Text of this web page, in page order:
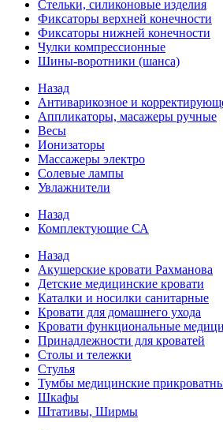
Стельки, силиконовые изделия
Фиксаторы верхней конечности
Фиксаторы нижней конечности
Чулки компрессионные
Шины-воротники (шанса)
Назад
Антиварикозное и
Аппликаторы, масажеры ручные
Весы
Ионизаторы
Массажеры электро
Солевые лампы
Увлажнители
Назад
Комплектующие СА
Назад
Акушерские кровати Рахманова
Детские медицинские кровати
Каталки и носилки санитарные
Кровати для домашнего ухода
Кровати функциональные
Принадлежности для кроватей
Столы и тележки
Стулья
Тумбы медицинские
Шкафы
Штативы, Ширмы